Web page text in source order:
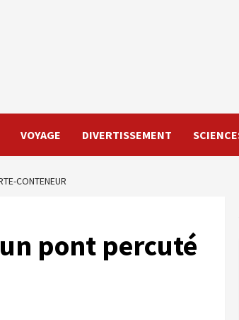
VOYAGE DIVERTISSEMENT
CONTENEUR
pont percuté